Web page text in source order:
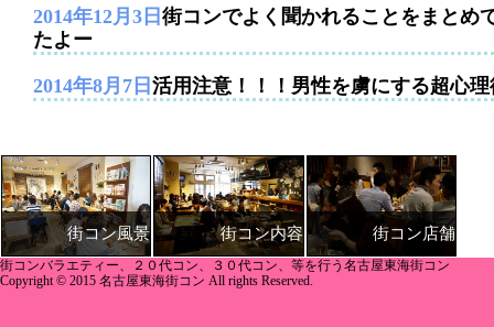
2014年12月3日 街コンでよく聞かれることをまとめ
たよー
2014年8月7日 活用注意！！！男性を虜にする超心理
街コン風景 街コン内容 街コン店舗
街コンバラエティー、２０代コン、３０代コン、等を行う名古屋東海街コン
Copyright © 2015 名古屋東海街コン All rights Reserved.